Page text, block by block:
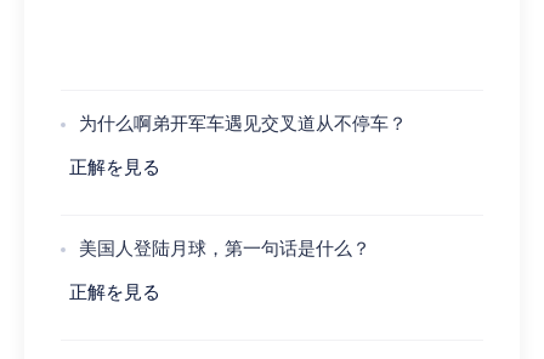
为什么啊弟开军车遇见交叉道从不停车？
正解を見る
美国人登陆月球，第一句话是什么？
正解を見る